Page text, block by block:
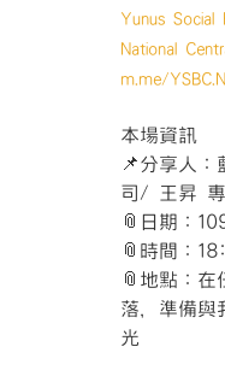
Yunus Social
National
m.me/
本場資訊
📌分享人：
司/ 王昇
📎 日期：
📎 時間：
📎 地點：在
落，準備與
光